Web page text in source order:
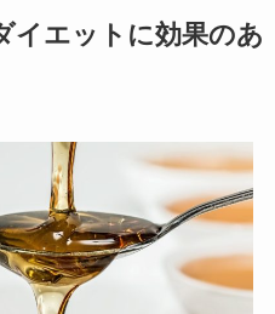
イエットに効果のあ